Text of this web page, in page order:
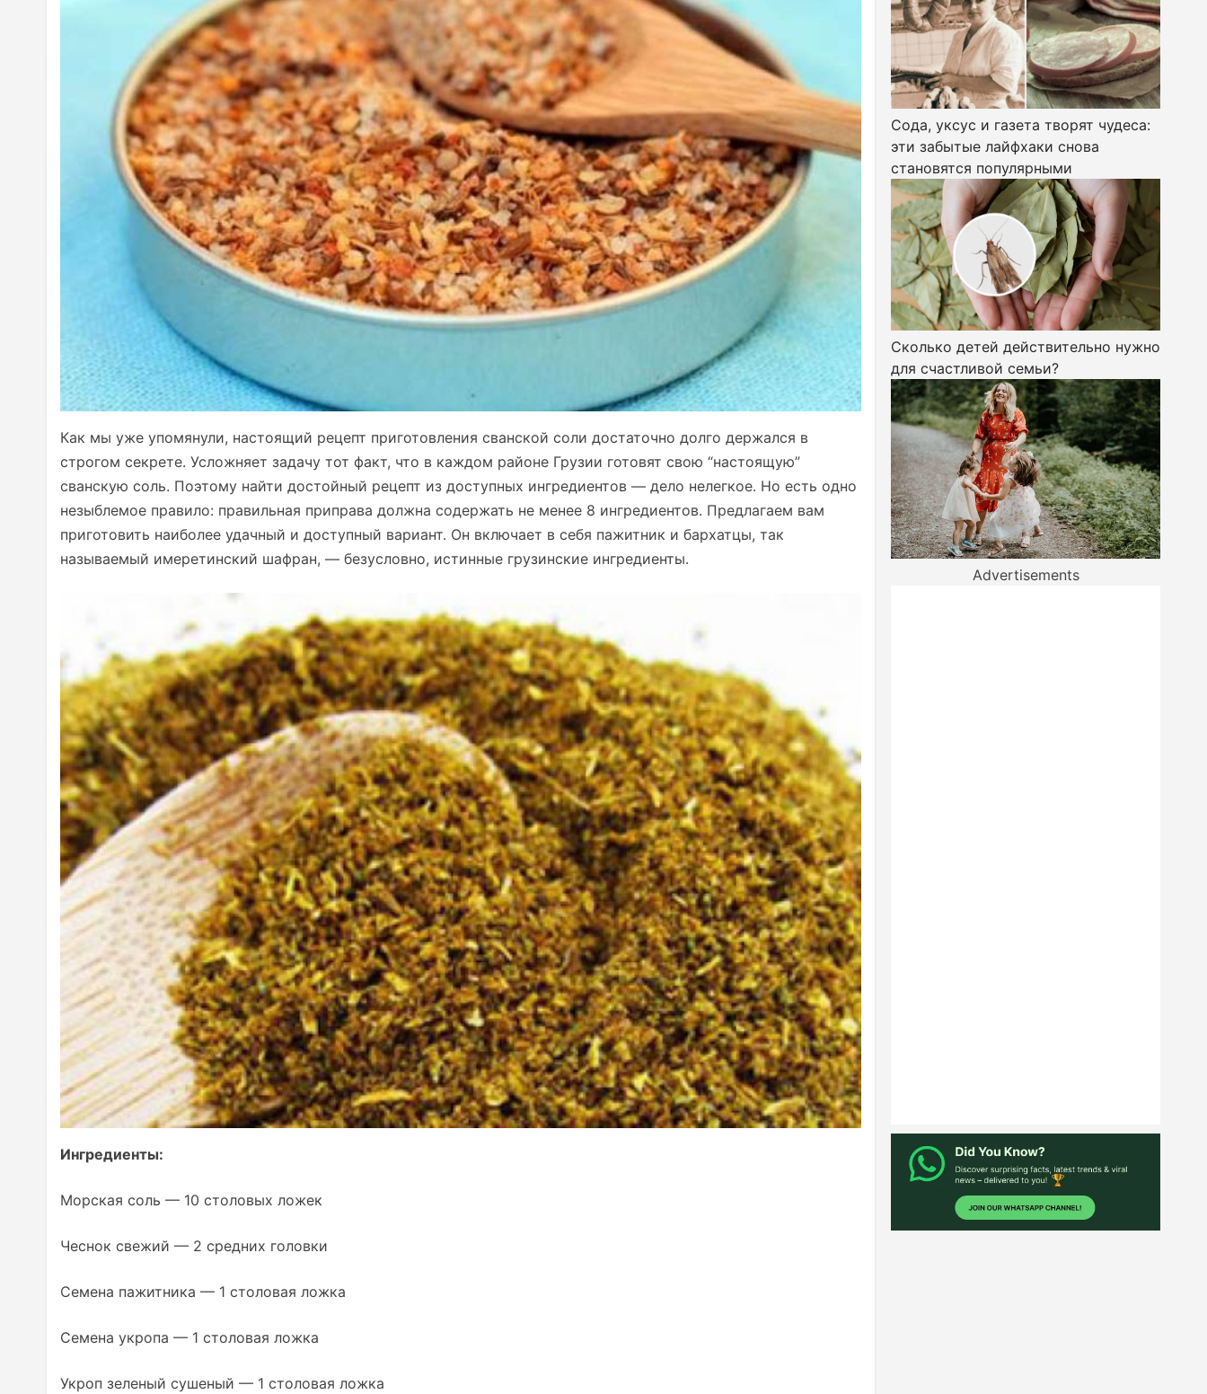
Как мы уже упомянули, настоящий рецепт приготовления сванской соли достаточно долго держался в
строгом секрете. Усложняет задачу тот факт, что в каждом районе Грузии готовят свою “настоящую”
сванскую соль. Поэтому найти достойный рецепт из доступных ингредиентов — дело нелегкое. Но есть одно
незыблемое правило: правильная приправа должна содержать не менее 8 ингредиентов. Предлагаем вам
приготовить наиболее удачный и доступный вариант. Он включает в себя пажитник и бархатцы, так
называемый имеретинский шафран, — безусловно, истинные грузинские ингредиенты.
Ингредиенты:
Морская соль — 10 столовых ложек
Чеснок свежий — 2 средних головки
Семена пажитника — 1 столовая ложка
Семена укропа — 1 столовая ложка
Укроп зеленый сушеный — 1 столовая ложка
Сода, уксус и газета творят чудеса:
эти забытые лайфхаки снова
становятся популярными
Сколько детей действительно нужно
для счастливой семьи?
Advertisements